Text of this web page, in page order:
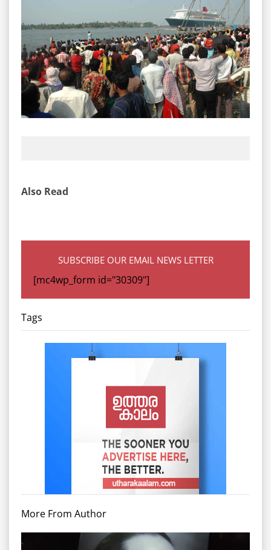
Also Read
SUBSCRIBE OUR EMAIL NEWS LETTER
[mc4wp_form id="30309"]
Tags
More From Author